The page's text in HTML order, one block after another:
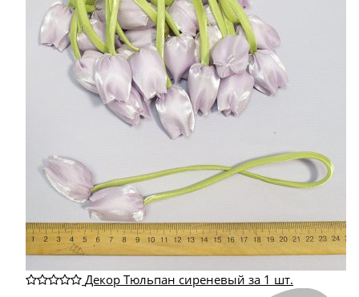
Декор Тюльпан сиреневый за 1 шт.